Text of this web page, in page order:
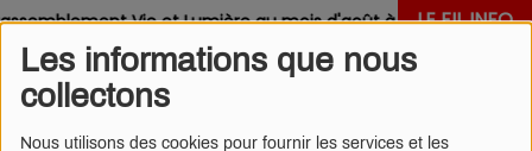
Les informations que nous
collectons
Nous utilisons des cookies pour fournir les services et les
LE FIL INFO
Vie et Lumière au mois d'août à Nevoy